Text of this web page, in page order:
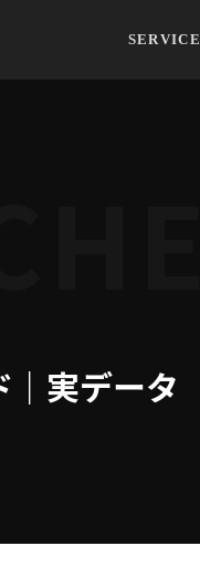
SERVICE
実データ